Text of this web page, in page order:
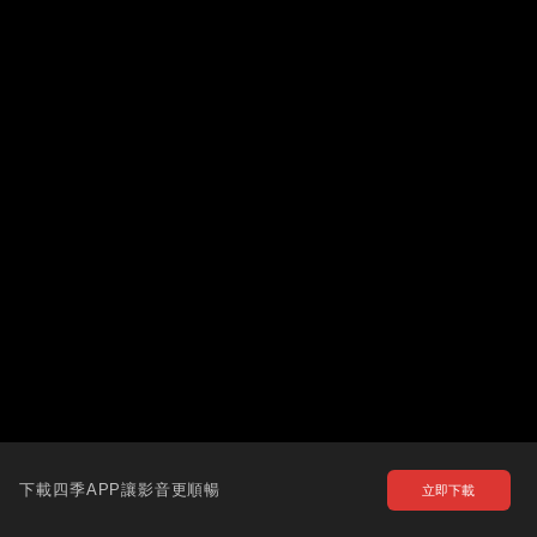
下載四季APP讓影音更順暢 立即下載